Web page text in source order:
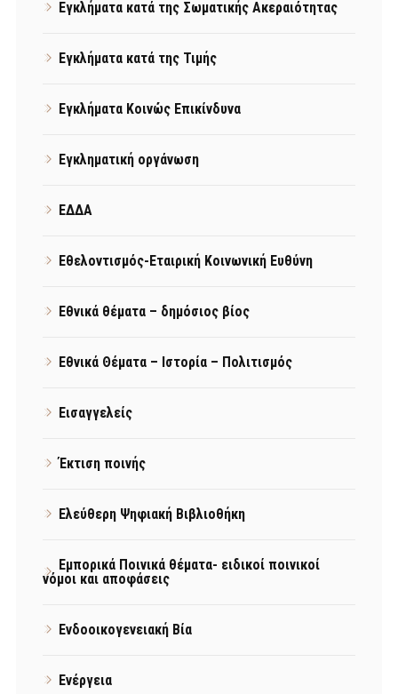
Εγκλήματα κατά της Σωματικής Ακεραιότητας
Εγκλήματα κατά της Τιμής
Εγκλήματα Κοινώς Επικίνδυνα
Εγκληματική οργάνωση
ΕΔΔΑ
Εθελοντισμός-Εταιρική Κοινωνική Ευθύνη
Εθνικά θέματα – δημόσιος βίος
Εθνικά Θέματα – Ιστορία – Πολιτισμός
Εισαγγελείς
Έκτιση ποινής
Ελεύθερη Ψηφιακή Βιβλιοθήκη
Εμπορικά Ποινικά θέματα- ειδικοί ποινικοί
νόμοι και αποφάσεις
Ενδοοικογενειακή Βία
Ενέργεια